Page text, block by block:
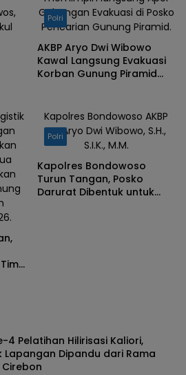
Gabungan Evakuasi di Posko
Pencarian Gunung Piramid.
Polri
AKBP Aryo Dwi Wibowo
Kawal Langsung Evakuasi
Korban Gunung Piramid
Kapolres Bondowoso AKBP
Dr. Aryo Dwi Wibowo, S.H.,
S.I.K., M.M.
Polri
Kapolres Bondowoso
Turun Tangan, Posko
Darurat Dibentuk untuk
4 Pelatihan Hilirisasi Kaliori,
Lapangan Dipandu dari Rama
Cirebon